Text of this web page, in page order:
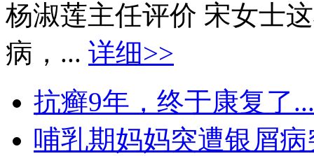
杨淑莲主任评价 宋女士
病，... 详细>>
抗癣9年，终于康复了...
哺乳期妈妈突遭银屑